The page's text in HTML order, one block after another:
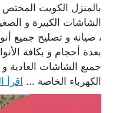
بالمنزل الكويت المختص
الشاشات الكبيرة و
، صيانة و تصليح جميع
بعدة أحجام و بكافة
جميع الشاشات العادية
الكهرباء الخاصة ... اقرأ